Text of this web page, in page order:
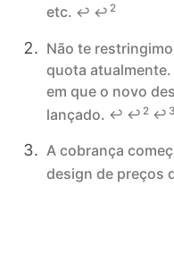
etc. ↩ ↩ 2
Não te
quota
em que o novo
lançado. ↩ ↩ 2 ↩ 3
A cobrança
design de preços